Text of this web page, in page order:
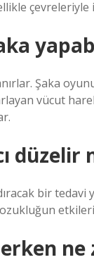
Şaka
vücut
düzelir
bir